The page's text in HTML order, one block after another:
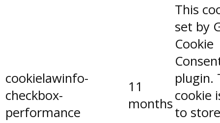
cookielawinfo-
checkbox-
performance
11
months
This
set by
Cookie
plugin.
cookie
to